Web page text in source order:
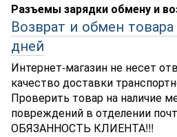
Разъемы зарядки обмену и
Возврат и обмен
дней
Интернет-магазин не несет
качество доставки
Проверить товар на наличие
повреждений в отделении
ОБЯЗАННОСТЬ КЛИЕНТА!!!